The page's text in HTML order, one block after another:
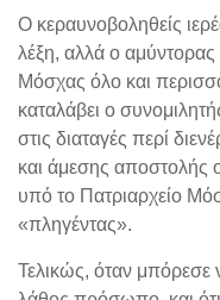
Ο κεραυνοβοληθείς
λέξη, αλλά ο αμύντορας
Μόσχας όλο και
καταλάβει ο
στις διαταγές περί
και άμεσης αποστολής
υπό το Πατριαρχείο
«πληγέντας».
Τελικώς, όταν μπόρεσε